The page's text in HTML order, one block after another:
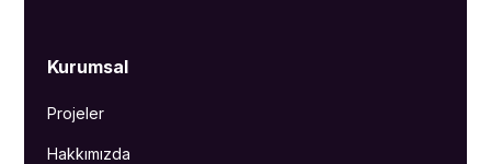
Kurumsal
Projeler
Hakkımızda